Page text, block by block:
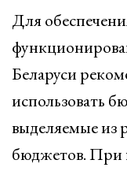
Для
Беларуси
использовать
выделяемые из
бюджетов. При